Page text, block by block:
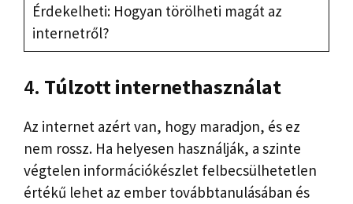
Érdekelheti: Hogyan törölheti magát az
internetről?
4. Túlzott internethasználat
Az internet azért van, hogy maradjon, és ez
nem rossz. Ha helyesen használják, a szinte
végtelen információkészlet felbecsülhetetlen
értékű lehet az ember továbbtanulásában és